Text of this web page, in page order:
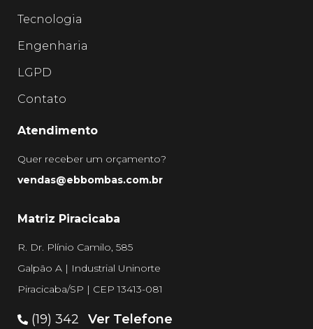
Tecnologia
Engenharia
LGPD
Contato
Atendimento
Quer receber um orçamento?
vendas@ebbombas.com.br
Matriz Piracicaba
R. Dr. Plínio Camilo, 585
Galpão A | Industrial Uninorte
Piracicaba/SP | CEP 13413-081
(19) 342
Ver Telefone